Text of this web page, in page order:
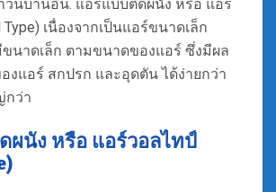
วนบ้านอื่น. แอร์แบบติดผนัง หรือ แอร์
เนื่องจากเป็นแอร์ขนาดเล็ก
ขนาดเล็ก ตามขนาดของแอร์ ซึ่งมีผล
งแอร์ สกปรก และอุดตัน ได้ง่ายกว่า
กว่า
ผนัง หรือ แอร์วอลไทป์